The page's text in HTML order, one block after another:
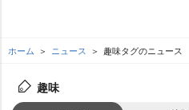
ホーム ニュース 趣味タグのニュース
趣味